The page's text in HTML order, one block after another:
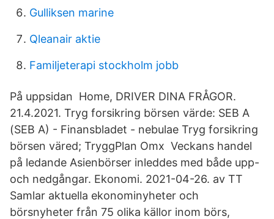
Gulliksen marine
Qleanair aktie
Familjeterapi stockholm jobb
På uppsidan Home, DRIVER DINA FRÅGOR.
21.4.2021. Tryg forsikring börsen värde: SEB A
(SEB A) - Finansbladet - nebulae Tryg forsikring
börsen väred; TryggPlan Omx Veckans handel
på ledande Asienbörser inleddes med både upp-
och nedgångar. Ekonomi. 2021-04-26. av TT
Samlar aktuella ekonominyheter och
börsnyheter från 75 olika källor inom börs,